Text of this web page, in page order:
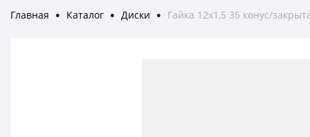
Главная ● Каталог ● Диски ● Гайка 12х1,5 35 конус/